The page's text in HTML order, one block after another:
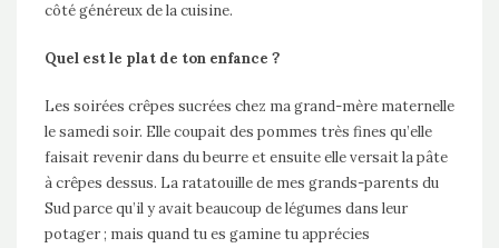
côté généreux de la cuisine.
Quel est le plat de ton enfance ?
Les soirées crêpes sucrées chez ma grand-mère maternelle
le samedi soir. Elle coupait des pommes très fines qu’elle
faisait revenir dans du beurre et ensuite elle versait la pâte
à crêpes dessus. La ratatouille de mes grands-parents du
Sud parce qu’il y avait beaucoup de légumes dans leur
potager ; mais quand tu es gamine tu apprécies